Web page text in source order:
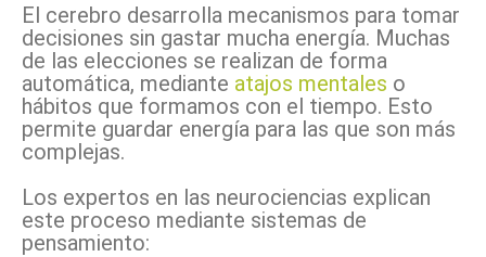
El cerebro desarrolla mecanismos para tomar
decisiones sin gastar mucha energía. Muchas
de las elecciones se realizan de forma
automática, mediante atajos mentales o
hábitos que formamos con el tiempo. Esto
permite guardar energía para las que son más
complejas.
Los expertos en las neurociencias explican
este proceso mediante sistemas de
pensamiento: